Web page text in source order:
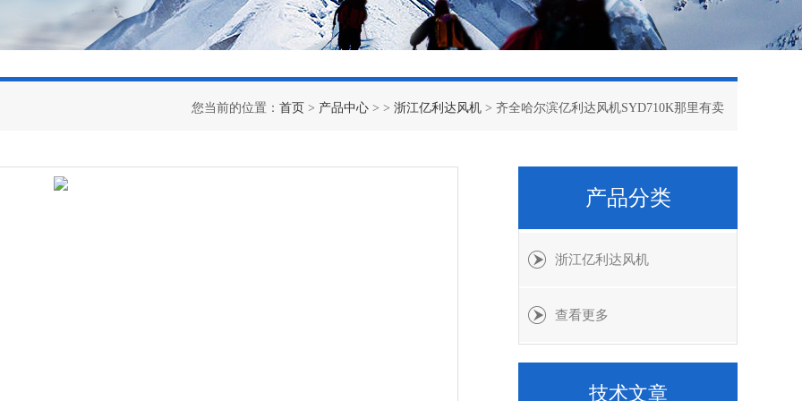
您当前的位置： 首页 > 产品中心 > > 浙江亿利达风机 > 齐全哈尔滨亿利达风机SYD710K那里有卖
产品分类
浙江亿利达风机
查看更多
技术文章